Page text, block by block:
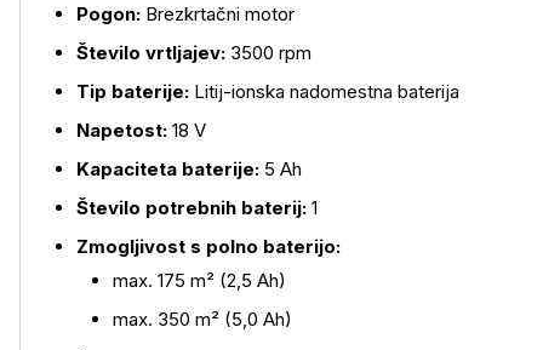
Pogon: Brezkrtačni motor
Število vrtljajev: 3500 rpm
Tip baterije: Litij-ionska nadomestna baterija
Napetost: 18 V
Kapaciteta baterije: 5 Ah
Število potrebnih baterij: 1
Zmogljivost s polno baterijo:
max. 175 m² (2,5 Ah)
max. 350 m² (5,0 Ah)